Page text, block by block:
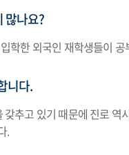
많나요?
학한 외국인 재학생들이
니다.
추고 있기 때문에 진로
.